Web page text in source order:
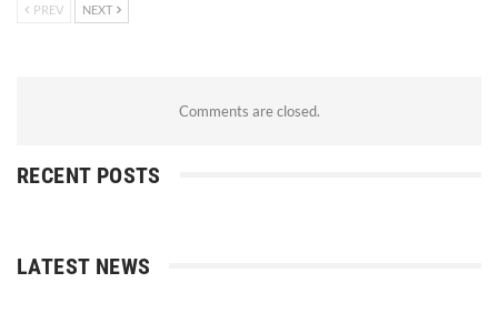
PREV NEXT
Comments are closed.
RECENT POSTS
LATEST NEWS